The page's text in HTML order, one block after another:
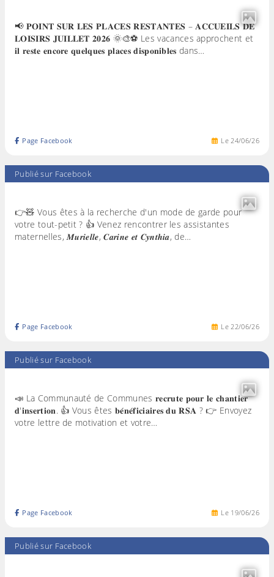
📢 𝐏𝐎𝐈𝐍𝐓 𝐒𝐔𝐑 𝐋𝐄𝐒 𝐏𝐋𝐀𝐂𝐄𝐒 𝐑𝐄𝐒𝐓𝐀𝐍𝐓𝐄𝐒 – 𝐀𝐂𝐂𝐔𝐄𝐈𝐋𝐒 𝐃𝐄
𝐋𝐎𝐈𝐒𝐈𝐑𝐒 𝐉𝐔𝐈𝐋𝐋𝐄𝐓 𝟐𝟎𝟐𝟔 🌞🎨⚽ Les vacances approchent et
𝐢𝐥 𝐫𝐞𝐬𝐭𝐞 𝐞𝐧𝐜𝐨𝐫𝐞 𝐪𝐮𝐞𝐥𝐪𝐮𝐞𝐬 𝐩𝐥𝐚𝐜𝐞𝐬 𝐝𝐢𝐬𝐩𝐨𝐧𝐢𝐛𝐥𝐞𝐬 dans…
Le24/06/26
Page Facebook
Publié sur Facebook
👉🧸 Vous êtes à la recherche d'un mode de garde pour
votre tout-petit ? 👍 Venez rencontrer les assistantes
maternelles, 𝑴𝒖𝒓𝒊𝒆𝒍𝒍𝒆, 𝑪𝒂𝒓𝒊𝒏𝒆 𝒆𝒕 𝑪𝒚𝒏𝒕𝒉𝒊𝒂, de…
Le22/06/26
Page Facebook
Publié sur Facebook
📣 La Communauté de Communes 𝐫𝐞𝐜𝐫𝐮𝐭𝐞 𝐩𝐨𝐮𝐫 𝐥𝐞 𝐜𝐡𝐚𝐧𝐭𝐢𝐞𝐫
𝐝'𝐢𝐧𝐬𝐞𝐫𝐭𝐢𝐨𝐧. 👍 Vous êtes 𝐛𝐞́𝐧𝐞́𝐟𝐢𝐜𝐢𝐚𝐢𝐫𝐞𝐬 𝐝𝐮 𝐑𝐒𝐀 ? 👉 Envoyez
votre lettre de motivation et votre…
Le 19/06/26
Page Facebook
Publié sur Facebook